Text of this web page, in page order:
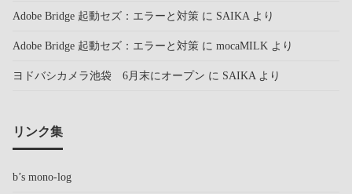
Adobe Bridge 起動セズ：エラーと対策 に SAIKAより
Adobe Bridge 起動セズ：エラーと対策 に mocaMILK より
ヨドバシカメラ池袋 6月末にオープン に SAIKAより
リンク集
b’s mono-log